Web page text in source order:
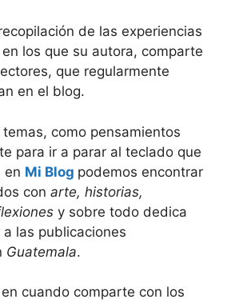
de las experiencias
los que su autora, comparte
que regularmente
en el blog.
como pensamientos
para ir a parar al teclado que
en Mi Blog podemos encontrar
con arte, historias,
y sobre todo dedica
las publicaciones
Guatemala.
cuando comparte con los